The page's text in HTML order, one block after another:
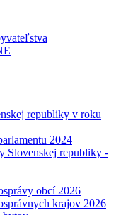
republiky v roku
2024
Slovenskej republiky -
obcí 2026
krajov 2026